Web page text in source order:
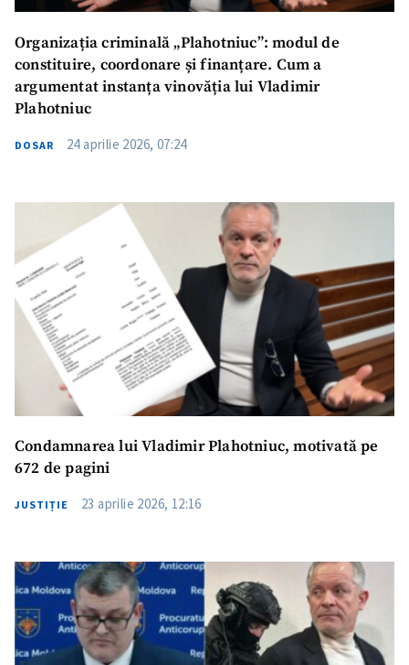
Organizația criminală „Plahotniuc”: modul de
constituire, coordonare și finanțare. Cum a
argumentat instanța vinovăția lui Vladimir
Plahotniuc
DOSAR 24 aprilie 2026, 07:24
Condamnarea lui Vladimir Plahotniuc, motivată pe
672 de pagini
JUSTIȚIE 23 aprilie 2026, 12:16